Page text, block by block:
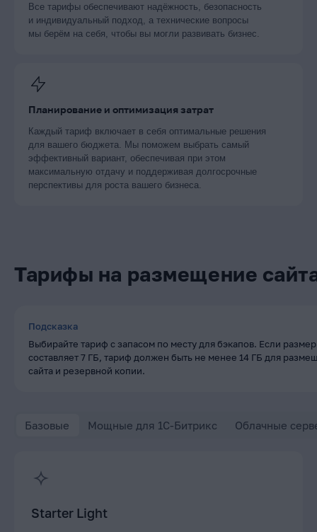
Все тарифы обеспечивают надёжность, безопасность
и индивидуальный подход, а технические вопросы
мы берём на себя, чтобы вы могли развивать бизнес.
Планирование и оптимизация затрат
Каждый тариф включает в себя оптимальные решения
для вашего бюджета. Мы поможем выбрать самый
эффективный вариант, обеспечивая при этом
максимальную отдачу и поддерживая долгосрочные
перспективы для роста вашего бизнеса.
Тарифы на размещение
Базовые Мощные для 1C-Битрикс Облачные
Подсказка
Выбирайте тариф с запасом по месту для бэкапов. Если размер
составляет 7 ГБ, тариф должен быть не менее 14 ГБ для
сайта и резервной копии.
Starter Light